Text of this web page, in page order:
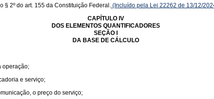
§ 2º do art. 155 da Constituição Federal. (Incluído pela Lei 22262 de 13/12/
CAPÍTULO IV
DOS ELEMENTOS QUANTIFICADORES
SEÇÃO I
DA BASE DE CÁLCULO
operação;
e serviço;
o preço do serviço;